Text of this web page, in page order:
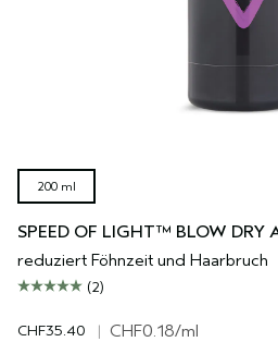
200 ml
SPEED OF LIGHT™ BLOW DRY
reduziert Föhnzeit und Haarbruch
(2)
CHF35.40 | CHF0.18/ml